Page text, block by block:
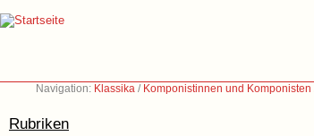
Navigation: Klassika / Komponistinnen und Komponisten
Rubriken